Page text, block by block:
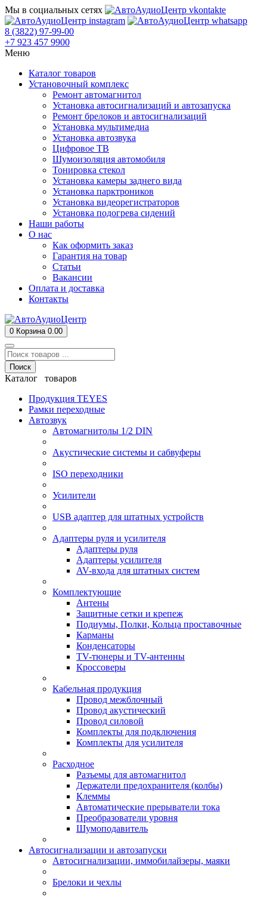
Мы в социальных сетях
8 (3822) 97-99-00
+7 923 457 9900
Меню
Каталог товаров
Установочный комплекс
Ремонт автомагнитол
Установка автосигнализаций и автозапуска
Ремонт брелоков и автосигнализаций
Установка мультимедиа
Установка автозвука
Цифровое ТВ
Шумоизоляция автомобиля
Тонировка стекол
Установка камеры заднего вида
Установка парктроников
Установка видеорегистраторов
Установка подогрева сидений
Наши работы
О нас
Как оформить заказ
Гарантия на товар
Статьи
Вакансии
Оплата и доставка
Контакты
0 Корзина 0.00
Поиск
Каталог товаров
Продукция TEYES
Рамки переходные
Автозвук
Автомагнитолы 1/2 DIN
Акустические системы и сабвуферы
ISO переходники
Усилители
USB адаптер для штатных устройств
Адаптеры руля и усилителя
Адаптеры руля
Адаптеры усилителя
AV-входа для штатных систем
Комплектующие
Антены
Защитные сетки и крепеж
Подиумы, Полки, Кольца проставочные
Карманы
Конденсаторы
TV-тюнеры и TV-антенны
Кроссоверы
Кабельная продукция
Провод межблочный
Провод акустический
Провод силовой
Комплекты для подключения
Комплекты для усилителя
Расходное
Разъемы для автомагнитол
Держатели предохранителя (колбы)
Клеммы
Автоматические прерыватели тока
Преобразователи уровня
Шумоподавитель
Автосигнализации и автозапуски
Автосигнализации, иммобилайзеры, маяки
Брелоки и чехлы